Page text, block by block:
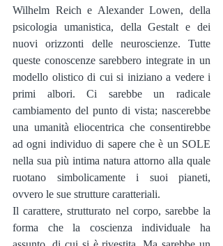
Wilhelm Reich e Alexander Lowen, della
psicologia umanistica, della Gestalt e dei
nuovi orizzonti delle neuroscienze. Tutte
queste conoscenze sarebbero integrate in un
modello olistico di cui si iniziano a vedere i
primi albori. Ci sarebbe un radicale
cambiamento del punto di vista; nascerebbe
una umanità eliocentrica che consentirebbe
ad ogni individuo di sapere che è un SOLE
nella sua più intima natura attorno alla quale
ruotano simbolicamente i suoi pianeti,
ovvero le sue strutture caratteriali.
Il carattere, strutturato nel corpo, sarebbe la
forma che la coscienza individuale ha